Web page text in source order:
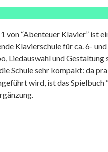
von “Abenteuer Klavier” ist
Klavierschule für ca. 6-
Liedauswahl und
Schule sehr kompakt: da
wird, ist das Spielbuch